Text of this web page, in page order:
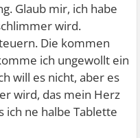
Glaub mir, ich habe
wird.
Die kommen
ich ungewollt ein
will es nicht, aber es
wird, das mein Herz
ich ne halbe Tablette